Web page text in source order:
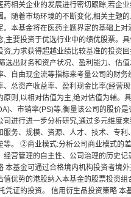
药相关企业的发展进行密切跟踪,若企
。随着市场环境的不断变化,相关主题
。本基金将在医药主题界定的基础上
,主要投资于优选行业中的绩优股票。
资,力求获得超越业绩比较基准的投资
选出财务和资产状况、盈利能力、估
、自由现金流等指标来考量公司的财
、总资产收益率、盈利现金比率(经营
原则,以相对估值为主,绝对估值为辅。
、市销率(PS)等,衡量该公司的股价
司进行进一步分析研究,通过多元维度
服务、规模、资源、人才、技术、专
等。 ②商业模式:分析公司商业模式的
经营管理的自主性、公司治理的历史
本基金可通过合格境内机构投资者境
值优势的港股纳入本基金的股票投资
凭证的投资。 信用衍生品投资策略